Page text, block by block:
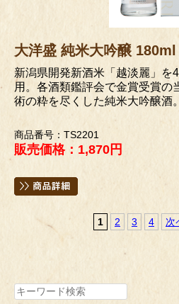
大洋盛 純米大吟醸 180ml
新潟県開発新酒米「越淡麗」を
用。各酒類鑑評会で金賞受賞の
術の粋を尽くした純米大吟醸酒。
商品番号：TS2201
販売価格：1,870円
1 2 3 4 次